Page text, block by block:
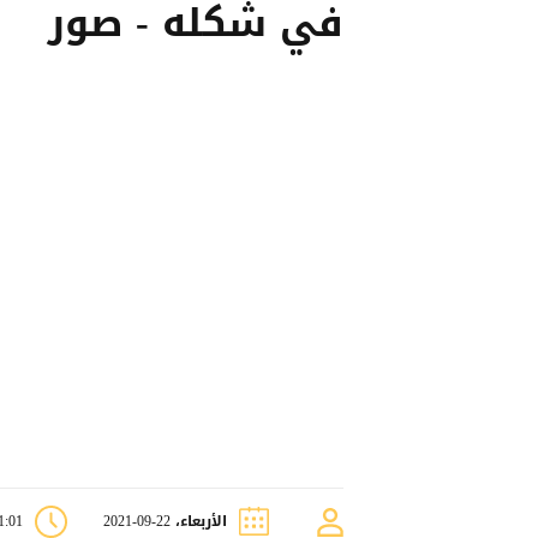
في شكله - صور
الأربعاء، 22-09-2021